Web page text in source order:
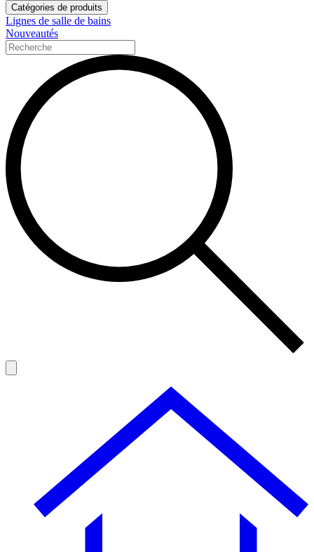
Catégories de produits
Lignes de salle de bains
Nouveautés